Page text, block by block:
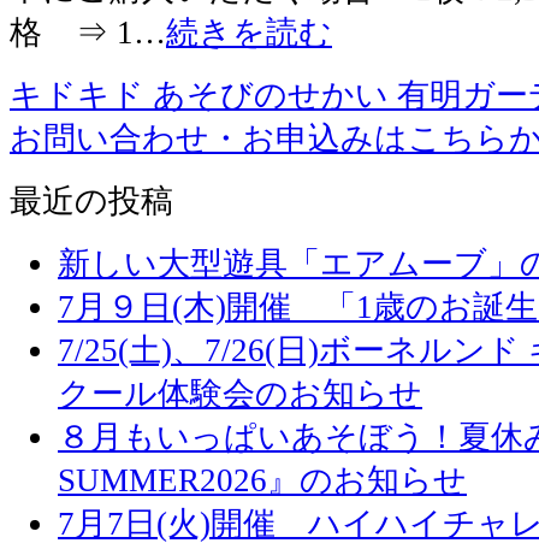
格 ⇒ 1…続きを読む
キドキド あそびのせかい 有明ガー
お問い合わせ・お申込みはこちら
最近の投稿
新しい大型遊具「エアムーブ」
7月９日(木)開催 「1歳のお誕
7/25(土)、7/26(日)ボーネルン
クール体験会のお知らせ
８月もいっぱいあそぼう！夏
SUMMER2026』のお知らせ
7月7日(火)開催 ハイハイチャ